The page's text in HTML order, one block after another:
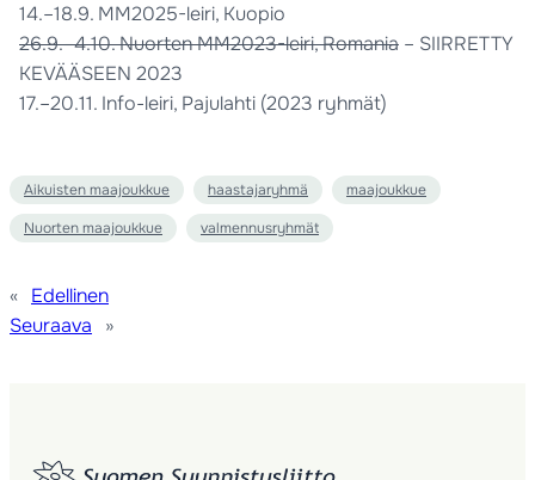
14.–18.9. MM2025-leiri, Kuopio
26.9.–4.10. Nuorten MM2023-leiri, Romania – SIIRRETTY
KEVÄÄSEEN 2023
17.–20.11. Info-leiri, Pajulahti (2023 ryhmät)
Aikuisten maajoukkue haastajaryhmä
maajoukkue
Nuorten maajoukkue
valmennusryhmät
« Edellinen
Seuraava
»